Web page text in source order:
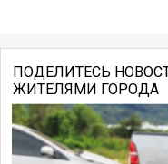
ПОДЕЛИТЕСЬ
ЖИТЕЛЯМИ ГОРОДА